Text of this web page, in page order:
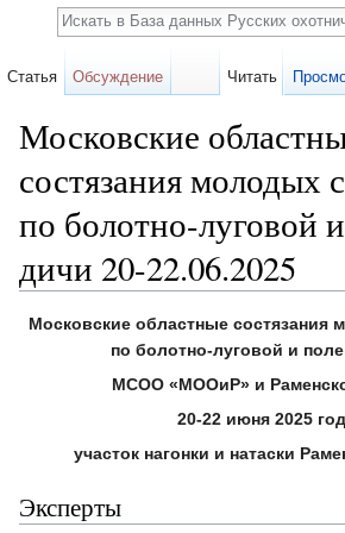
Московские
состязания молодых
по болотно-луговой
дичи 20-22.06.2025
Московские областные состязания
по болотно-луговой и
МСОО «МООиР» и
20-22 июня 2025
участок нагонки и натаски
Эксперты
Статья Обсуждение Читать
Поиск